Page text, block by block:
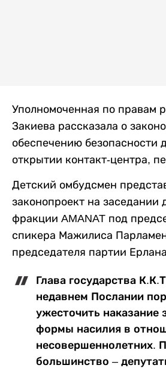
Уполномоченная по правам
Закиева рассказала о
обеспечению безопасности
открытии контакт-центра,
Детский омбудсмен
законопроект на заседании
фракции AMANAT под
спикера Мажилиса
председателя партии
Глава государства
недавнем Послании
ужесточить наказание
формы насилия в
несовершеннолетних.
большинство –